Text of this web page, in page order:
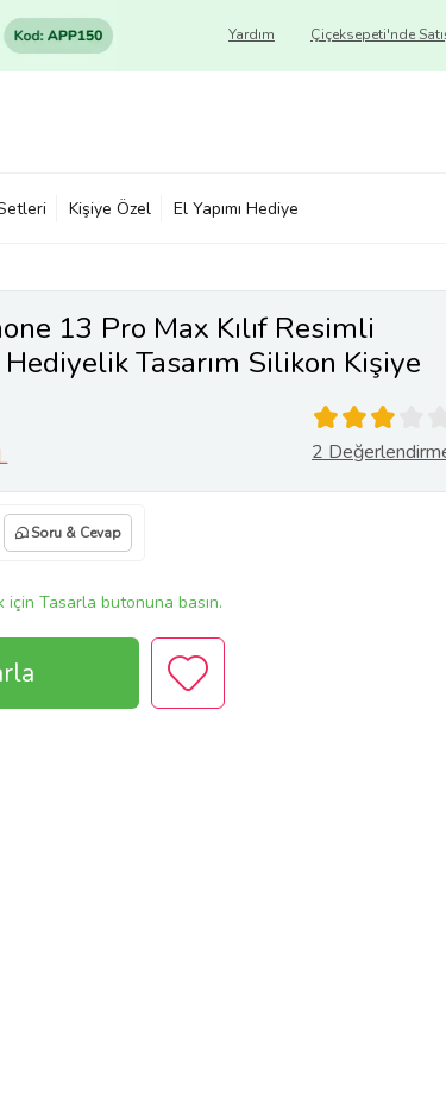
Çiçeksepeti'nde
Yardım
Kişiye Özel El Yapımı Hediye
13 Pro Max Kılıf Resimli
Hediyelik Tasarım Silikon Kişiye
2
Soru & Cevap
Tasarla butonuna basın.